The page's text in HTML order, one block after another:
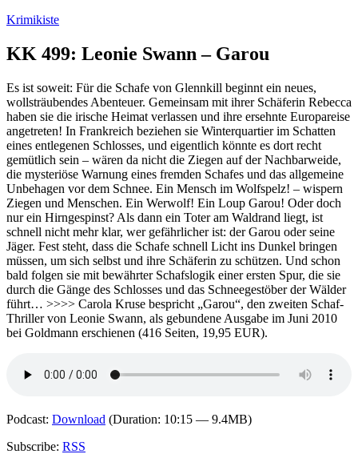
Zum
springen
Krimikiste
KK 499: Leonie Swann – Garou
Es ist soweit: Für die Schafe von Glennkill beginnt ein neues,
wollsträubendes Abenteuer. Gemeinsam mit ihrer Schäferin Rebecca
haben sie die irische Heimat verlassen und ihre ersehnte Europareise
angetreten! In Frankreich beziehen sie Winterquartier im Schatten
eines entlegenen Schlosses, und eigentlich könnte es dort recht
gemütlich sein – wären da nicht die Ziegen auf der Nachbarweide,
die mysteriöse Warnung eines fremden Schafes und das allgemeine
Unbehagen vor dem Schnee. Ein Mensch im Wolfspelz! – wispern
Ziegen und Menschen. Ein Werwolf! Ein Loup Garou! Oder doch
nur ein Hirngespinst? Als dann ein Toter am Waldrand liegt, ist
schnell nicht mehr klar, wer gefährlicher ist: der Garou oder seine
Jäger. Fest steht, dass die Schafe schnell Licht ins Dunkel bringen
müssen, um sich selbst und ihre Schäferin zu schützen. Und schon
bald folgen sie mit bewährter Schafslogik einer ersten Spur, die sie
durch die Gänge des Schlosses und das Schneegestöber der Wälder
führt… >>>> Carola Kruse bespricht „Garou“, den zweiten Schaf-
Thriller von Leonie Swann, als gebundene Ausgabe im Juni 2010
bei Goldmann erschienen (416 Seiten, 19,95 EUR).
Podcast: Download (Duration: 10:15 — 9.4MB)
Subscribe: RSS